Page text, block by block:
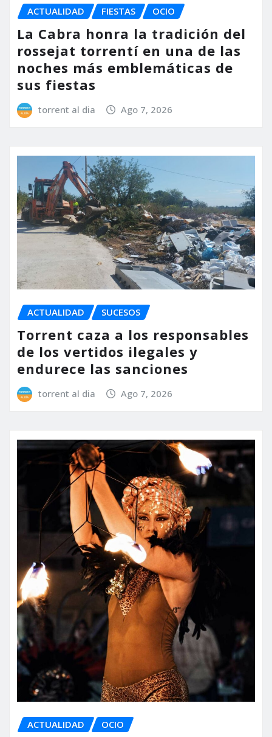
ACTUALIDAD FIESTAS OCIO
La Cabra honra la tradición del
rossejat torrentí en una de las
noches más emblemáticas de
sus fiestas
torrent al dia Ago 7, 2026
ACTUALIDAD SUCESOS
Torrent caza a los responsables
de los vertidos ilegales y
endurece las sanciones
torrent al dia Ago 7, 2026
ACTUALIDAD OCIO